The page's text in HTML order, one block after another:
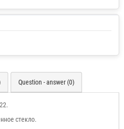
Question - answer (0)
стекло.